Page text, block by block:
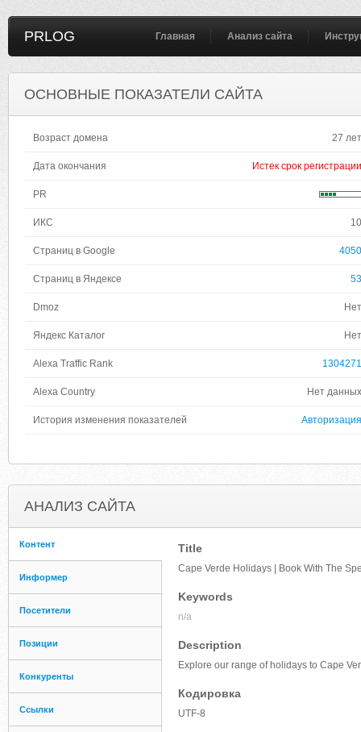
PRLOG Главная Анализ сайта
ОСНОВНЫЕ ПОКАЗАТЕЛИ САЙТА
Возраст домена 27 лет
Дата окончания Истек срок регистрации
PR
ИКС 10
Страниц в Google 4050
Страниц в Яндексе 53
Dmoz Нет
Яндекс Каталог Нет
Alexa Traffic Rank 1304271
Alexa Country Нет данных
История изменения показателей Авторизация
АНАЛИЗ САЙТА
Контент
Информер
Посетители
Позиции
Конкуренты
Ссылки
Title
Cape Verde Holidays | Book With The
Keywords
n/a
Description
Explore our range of holidays to Cape
Кодировка
UTF-8